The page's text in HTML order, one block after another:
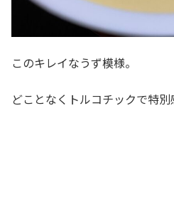
このキレイなうず模様。
どことなくトルコチックで特